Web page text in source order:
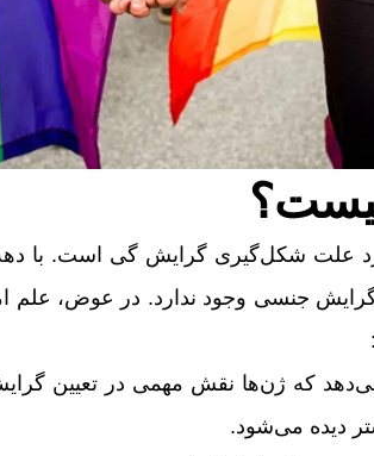
علت شکل‌گیری گرایش گی است. با
جنسی وجود ندارد. در عوض، علم
که ژن‌ها نقش مهمی در تعیین
دیده می‌شود.